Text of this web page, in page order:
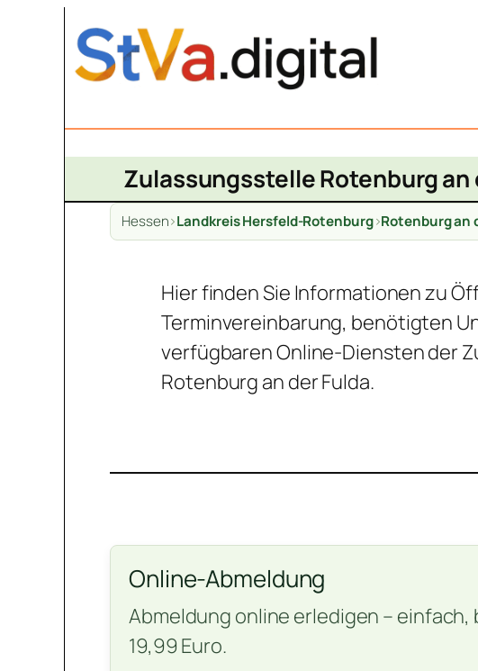
springen
Zulassungsstelle Rotenburg
Hessen>Landkreis Hersfeld-Rotenburg>Rotenburg an
Hier finden Sie Informationen zu
Terminvereinbarung, benötigten
verfügbaren Online-Diensten der
Rotenburg an der Fulda.
Online-Abmeldung
Abmeldung online erledigen – einfach,
19,99 Euro.